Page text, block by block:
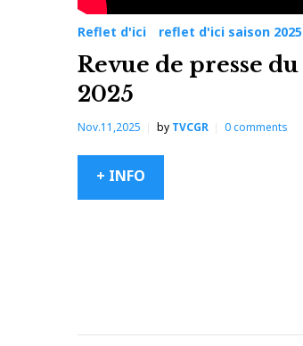
Reflet d'ici reflet d'ici saison 2025
Revue de presse
2025
Nov.11,2025 by TVCGR 0comments
+ INFO